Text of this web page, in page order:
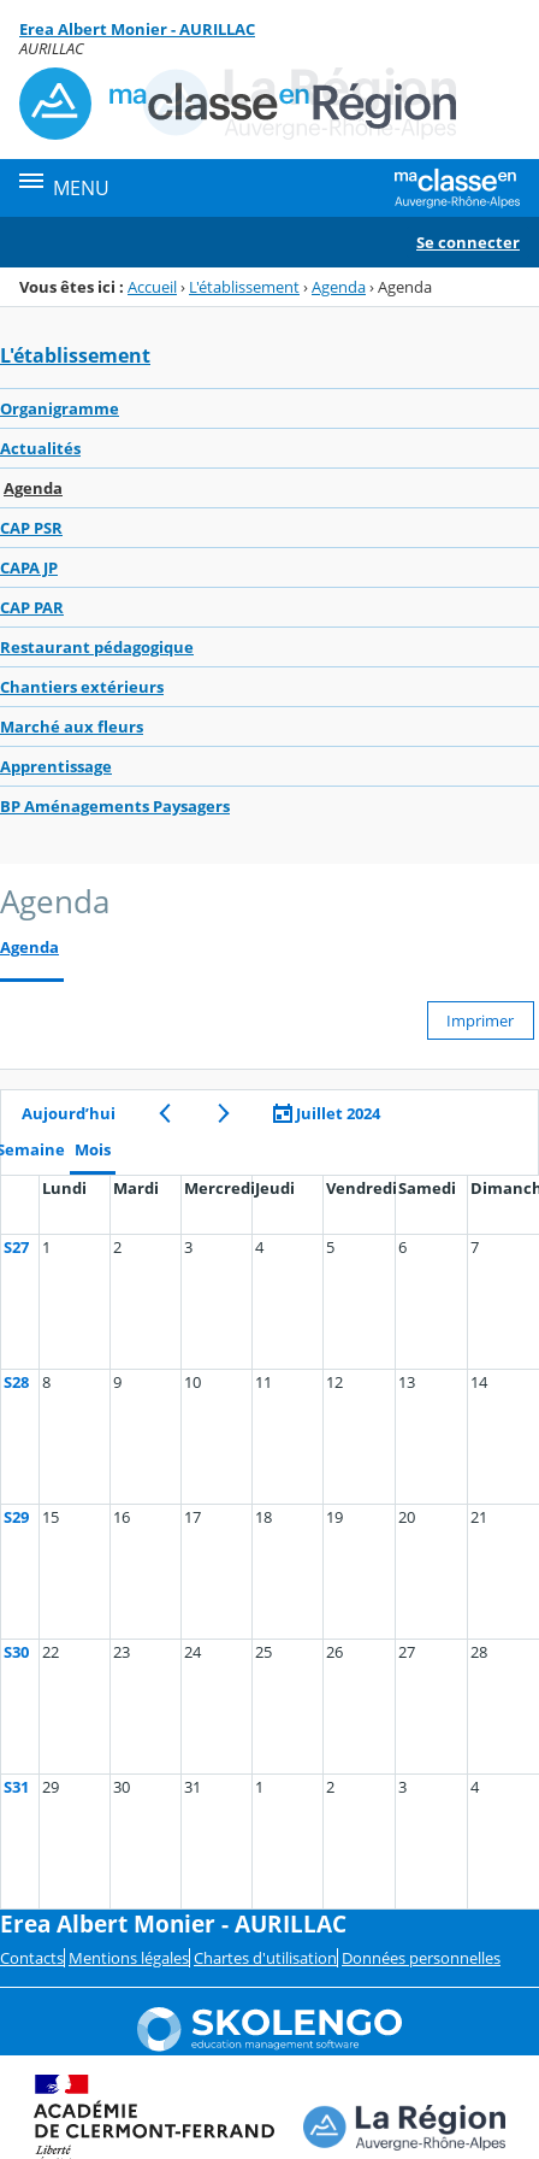
Menu de la rubrique
Contenu
Erea Albert Monier - AURILLAC
AURILLAC
MENU
Se connecter
Vous êtes ici : Accueil› L'établissement›Agenda›Agenda
L'établissement
Organigramme
Actualités
Agenda
CAP PSR
CAPA JP
CAP PAR
Restaurant pédagogique
Chantiers extérieurs
Marché aux fleurs
Apprentissage
BP Aménagements Paysagers
Agenda
Agenda
Imprimer
Aujourd’hui
Juillet 2024
Mois
Lundi
Mardi MercrediJeudi VendrediSamedi
S27 1 2 3 4 5 6 7
S28 8 9 10 11 12 13 14
S29 15 16 17 18 19 20 21
S30 22 23 24 25 26 27 28
S31 29 30 31 1 2 3 4
Erea Albert Monier - AURILLAC
Contacts Mentions légales Chartes d'utilisation Données personnelles